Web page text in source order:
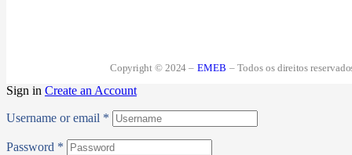
Copyright © 2024 – EMEB – Todos os direitos
Sign in Create an Account
Username or email *
Password *